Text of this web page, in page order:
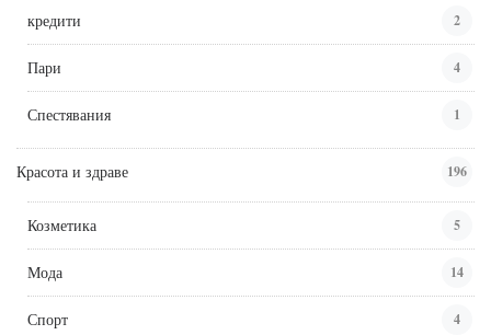
кредити 2
Пари 4
Спестявания 1
Красота и здраве 196
Козметика 5
Мода 14
Спорт 4